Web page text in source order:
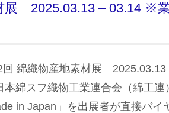
展 2025.03.13 – 03.14 ※
回 綿織物産地素材展
本綿スフ織物工業連合会（綿工連
in Japan」を出展者が直接バ